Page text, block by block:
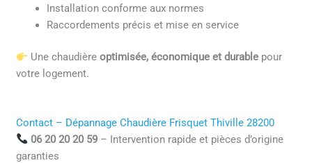
Installation conforme aux normes
Raccordements précis et mise en service
Une chaudière optimisée, économique et durablepour
votre logement.
Contact – Dépannage Chaudière Frisquet Thiville 28200
06 20 20 20 59– Intervention rapide et pièces d’origine
garanties